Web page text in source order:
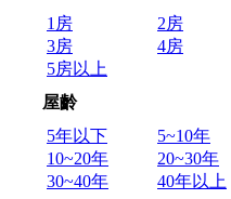
1房
2房
3房
4房
5房以上
屋齡
5年以下
5~10年
10~20年
20~30年
30~40年
40年以上